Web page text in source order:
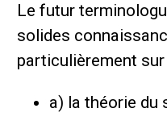
Le futur
solides
particulièrement
a) la théorie du